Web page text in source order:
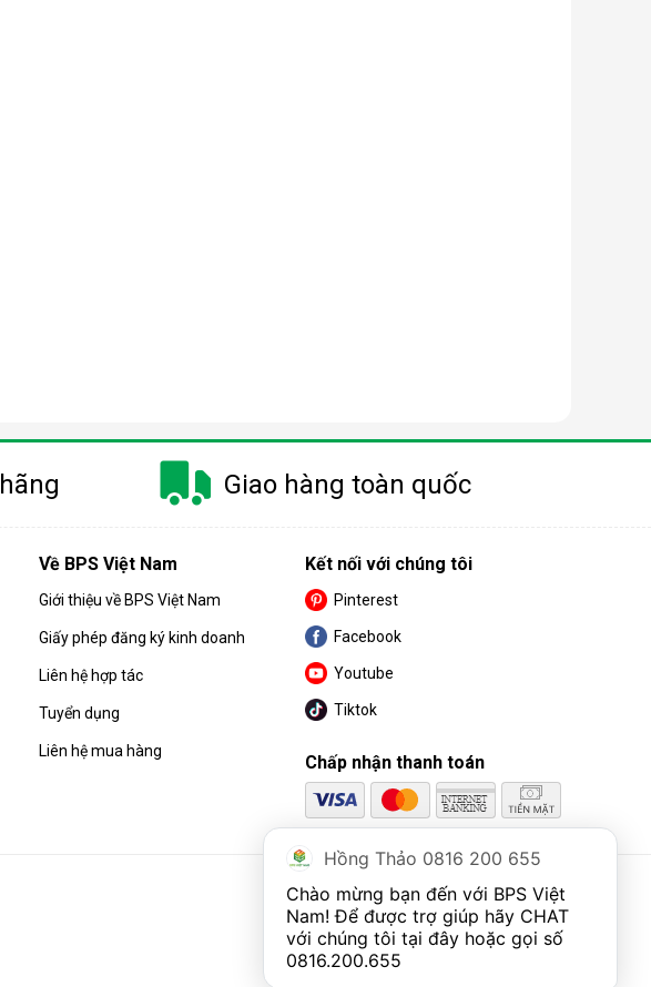
Giao hàng toàn quốc
Về BPS Việt Nam
Giới thiệu về BPS Việt Nam
Giấy phép đăng ký kinh doanh
Liên hệ hợp tác
Tuyển dụng
Liên hệ mua hàng
Kết nối với chúng tôi
Pinterest
Facebook
Youtube
Tiktok
Chấp nhận thanh toán
Hồng Thảo 0816 200 655
Chào mừng bạn đến với BPS Việt
Nam! Để được trợ giúp hãy CHAT
0816.200.655